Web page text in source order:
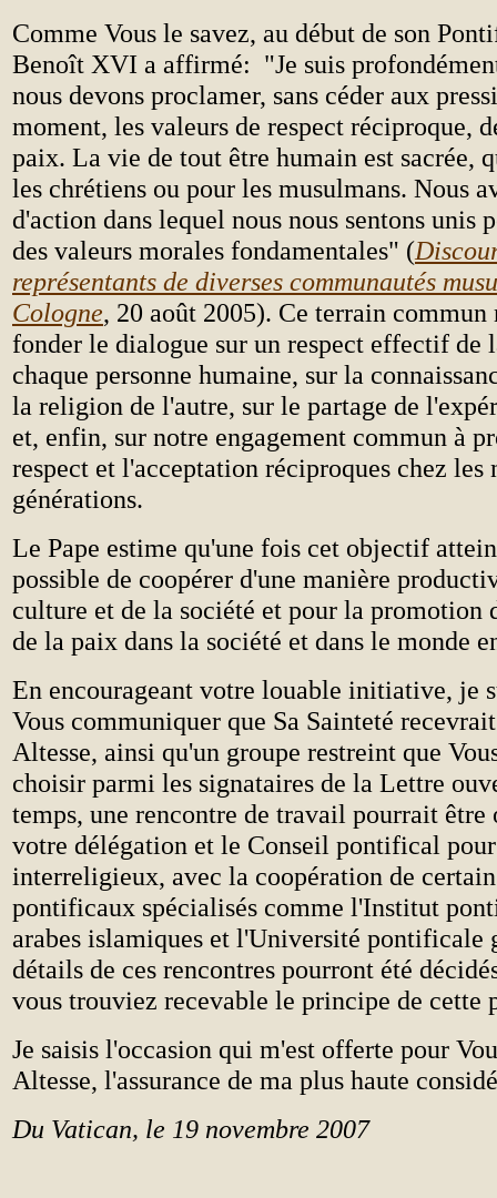
Comme Vous le savez, au début de son
Benoît XVI a affirmé: "Je suis
nous devons proclamer, sans céder aux
moment, les valeurs de respect réciproque,
paix. La vie de tout être humain est sacrée,
les chrétiens ou pour les musulmans. Nous
d'action dans lequel nous nous sentons unis
des valeurs morales fondamentales" (
représentants de diverses communautés
Cologne, 20 août 2005). Ce terrain commun
fonder le dialogue sur un respect effectif de
chaque personne humaine, sur la
la religion de l'autre, sur le partage de
et, enfin, sur notre engagement commun à
respect et l'acceptation réciproques chez les
générations.
Le Pape estime qu'une fois cet objectif
possible de coopérer d'une manière
culture et de la société et pour la promotion
de la paix dans la société et dans le monde
En encourageant votre louable initiative, je
Vous communiquer que Sa Sainteté
Altesse, ainsi qu'un groupe restreint que
choisir parmi les signataires de la Lettre
temps, une rencontre de travail pourrait être
votre délégation et le Conseil pontifical
interreligieux, avec la coopération de
pontificaux spécialisés comme l'Institut
arabes islamiques et l'Université pontificale
détails de ces rencontres pourront été
vous trouviez recevable le principe de cette
Je saisis l'occasion qui m'est offerte pour
Altesse, l'assurance de ma plus haute
Du Vatican, le 19 novembre 2007